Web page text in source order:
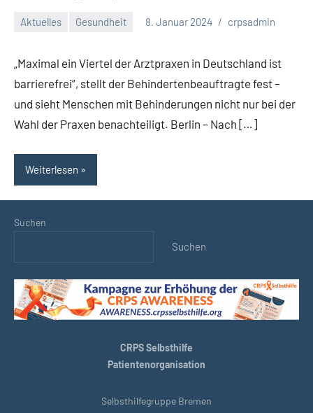
Aktuelles Gesundheit 8. Januar 2024 crpsadmin
„Maximal ein Viertel der Arztpraxen in Deutschland ist
barrierefrei“, stellt der Behindertenbeauftragte fest –
und sieht Menschen mit Behinderungen nicht nur bei der
Wahl der Praxen benachteiligt. Berlin – Nach […]
Weiterlesen
Suchen
Suchen
CRPS Selbsthilfe
Patientenorganisation
Selbsthilfegruppe Bremen